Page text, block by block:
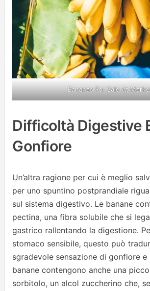
Bananas For Sale At
Difficoltà Digestive
Gonfiore
Un’altra ragione per cui è meglio
per uno spuntino postprandiale
sul sistema digestivo. Le banane
pectina, una fibra solubile che si lega
gastrico rallentando la digestione.
stomaco sensibile, questo può
sgradevole sensazione di gonfiore e
banane contengono anche una
sorbitolo, un alcol zuccherino che,